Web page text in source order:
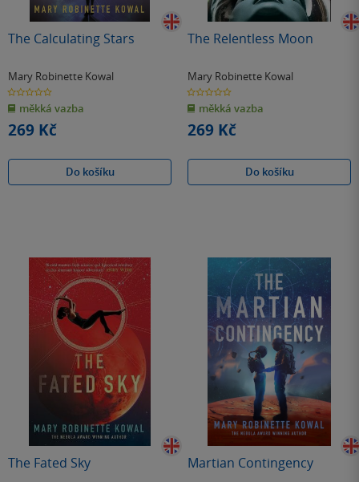
The Calculating Stars
Mary Robinette Kowal
0.0
z
5
hvězdiček
měkká vazba
269 Kč
Do košíku
The Relentless Moon
Mary Robinette Kowal
0.0
z
5
hvězdiček
měkká vazba
269 Kč
Do košíku
The Fated Sky Martian Contingency